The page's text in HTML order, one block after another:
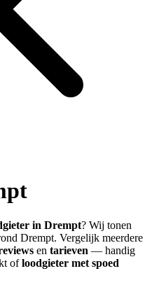
in Drempt? Wij tonen
Drempt. Vergelijk meerdere
en tarieven — handig
ofloodgieter met spoed